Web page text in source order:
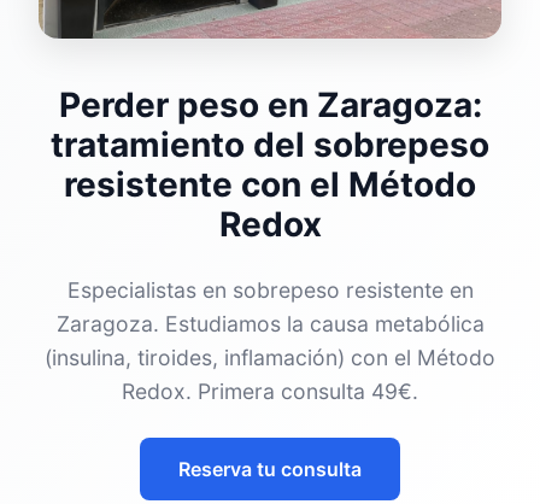
Perder peso en Zaragoza:
tratamiento del sobrepeso
resistente con el Método
Redox
Especialistas en sobrepeso resistente en
Zaragoza. Estudiamos la causa metabólica
(insulina, tiroides, inflamación) con el Método
Redox. Primera consulta 49€.
Reserva tu consulta